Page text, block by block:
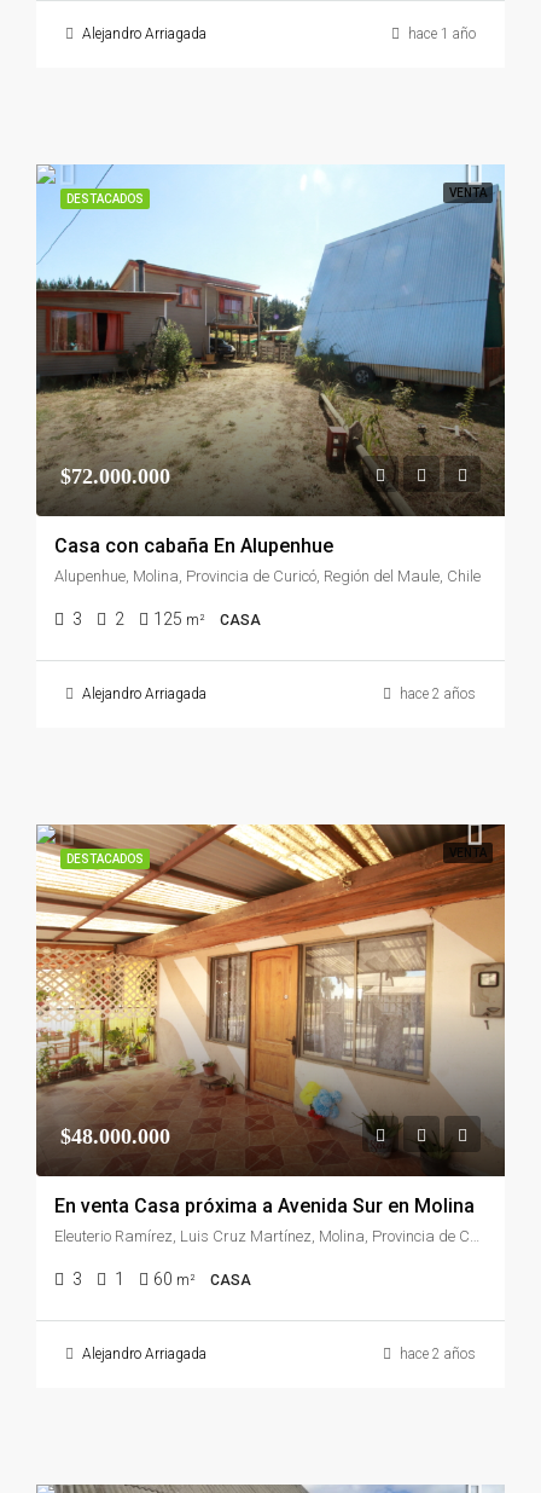
Alejandro Arriagada hace 1 año
DESTACADOS VENTA
$72.000.000
Casa con cabaña En Alupenhue
Alupenhue, Molina, Provincia de Curicó, Región del Maule, Chile
3 2 125 m² CASA
Alejandro Arriagada hace 2 años
DESTACADOS VENTA
$48.000.000
En venta Casa próxima a Avenida Sur en Molina
Eleuterio Ramírez, Luis Cruz Martínez, Molina, Provincia de Curicó, Región del Maule, Chile
3 1 60 m² CASA
Alejandro Arriagada hace 2 años